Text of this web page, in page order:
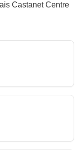
Castanet Centre